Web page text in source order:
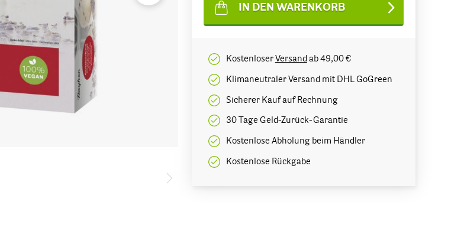
IN DEN WARENKORB
KostenloserVersand ab 49,00 €
Klimaneutraler Versand mit DHL GoGreen
Sicherer Kauf auf Rechnung
30 Tage Geld-Zurück-Garantie
Kostenlose Abholung beim Händler
Kostenlose Rückgabe